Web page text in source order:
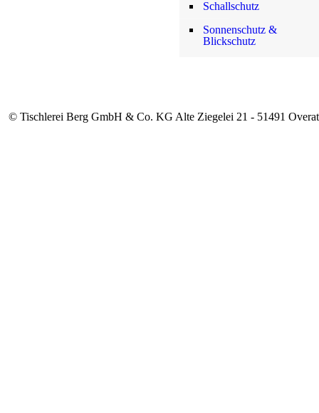
Schallschutz
Sonnenschutz &
Blickschutz
© Tischlerei Berg GmbH & Co. KG Alte Ziegelei 21 - 51491